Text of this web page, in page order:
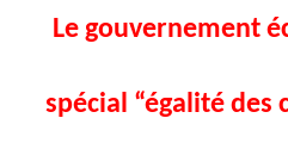
Le gouvernement
spécial “égalité des